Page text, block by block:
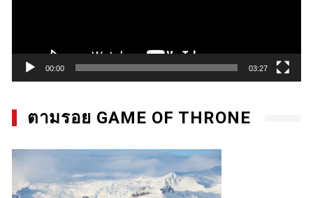
00:00 03:27
ตามรอย GAME OF THRONE